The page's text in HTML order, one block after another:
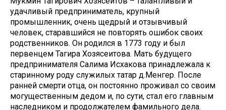
удачливый предприниматель, крупный
промышленник, очень щедрый и отзывчивый
человек, старавшийся не повторять ошибок своих
родственников. Он родился в 1773 году и был
первенцем Тагира Хозясеитова. Мать будущего
предпринимателя Салима Исхакова принадлежала к
старинному роду служилых татар д.Менгер. После
ранней смерти отца, он постоянно проживал со своим
могущественным дедом и, по сути, стал его главным
наследником и продолжателем фамильного дела.